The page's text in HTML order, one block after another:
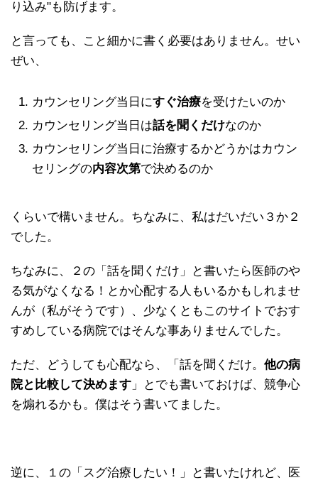
り込み"も防げます。
と言っても、こと細かに書く必要はありません。せい
ぜい、
カウンセリング当日にすぐ治療を受けたいのか
カウンセリング当日は話を聞くだけなのか
カウンセリング当日に治療するかどうかはカウン
セリングの内容次第で決めるのか
くらいで構いません。ちなみに、私はだいだい３か２
でした。
ちなみに、２の「話を聞くだけ」と書いたら医師のや
る気がなくなる！とか心配する人もいるかもしれませ
んが（私がそうです）、少なくともこのサイトでおす
すめしている病院ではそんな事ありませんでした。
ただ、どうしても心配なら、「話を聞くだけ。 他の病
院と比較して決めます 」とでも書いておけば、競争心
を煽れるかも。僕はそう書いてました。
逆に、１の「スグ治療したい！」と書いたけれど、医